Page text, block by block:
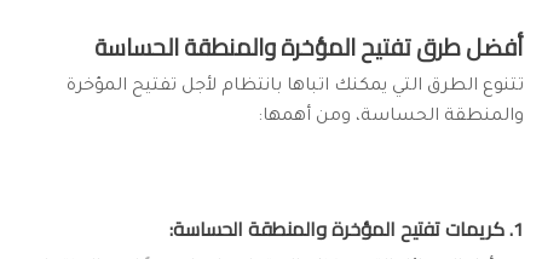
أفضل طرق تفتيح المؤخرة والمنطقة الحساسة
تتنوع الطرق التي يمكنك اتباها بانتظام لأجل تفتيح المؤخرة
والمنطقة الحساسة، ومن أهمها:
1. كريمات تفتيح المؤخرة والمنطقة الحساسة: